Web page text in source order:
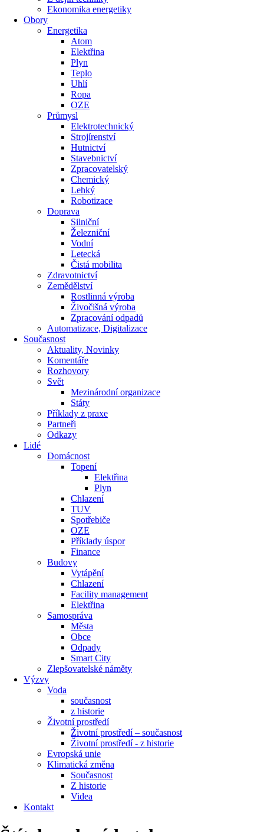
Ekonomika energetiky
Obory
Energetika
Atom
Elektřina
Plyn
Teplo
Uhlí
Ropa
OZE
Průmysl
Elektrotechnický
Strojírenství
Hutnictví
Stavebnictví
Zpracovatelský
Chemický
Lehký
Robotizace
Doprava
Silniční
Železniční
Vodní
Letecká
Čistá mobilita
Zdravotnictví
Zemědělství
Rostlinná výroba
Živočišná výroba
Zpracování odpadů
Automatizace, Digitalizace
Současnost
Aktuality, Novinky
Komentáře
Rozhovory
Svět
Mezinárodní organizace
Státy
Příklady z praxe
Partneři
Odkazy
Lidé
Domácnost
Topení
Elektřina
Plyn
Chlazení
TUV
Spotřebiče
OZE
Příklady úspor
Finance
Budovy
Vytápění
Chlazení
Facility management
Elektřina
Samospráva
Města
Obce
Odpady
Smart City
Zlepšovatelské náměty
Výzvy
Voda
současnost
z historie
Životní prostředí
Životní prostředí – současnost
Životní prostředí ​- z historie
Evropská unie
Klimatická změna
Současnost
Z historie
Videa
Kontakt